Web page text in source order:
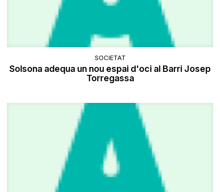
SOCIETAT
Solsona adequa un nou espai d'oci al Barri Josep
Torregassa